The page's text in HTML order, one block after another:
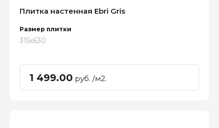
Плитка настенная Ebri Gris
Размер плитки
315x630
1 499.00 руб. /м2.